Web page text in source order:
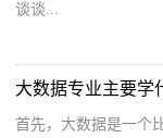
谈谈...
大数据专业主要学
首先，大数据是一个